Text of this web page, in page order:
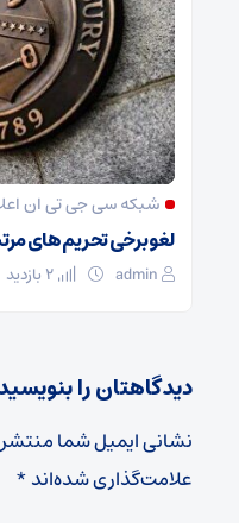
شبکه سی جی تی ان
لغو برخی تحریم های
admin
دیدگاهتان را
نشانی ایمیل شما
علامت‌گذاری شده‌اند*